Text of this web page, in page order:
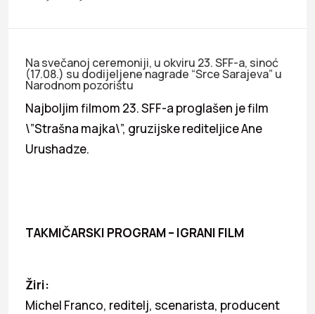
Na svečanoj ceremoniji, u okviru 23. SFF-a, sinoć
(17.08.) su dodijeljene nagrade “Srce Sarajeva” u
Narodnom pozorištu
Najboljim filmom 23. SFF-a proglašen je film
\”Strašna majka\”, gruzijske rediteljice Ane
Urushadze.
TAKMIČARSKI PROGRAM – IGRANI FILM
Žiri:
Michel Franco, reditelj, scenarista, producent